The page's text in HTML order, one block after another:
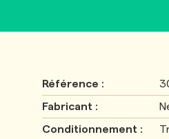
Référence :
Fabricant :
Conditionnement :